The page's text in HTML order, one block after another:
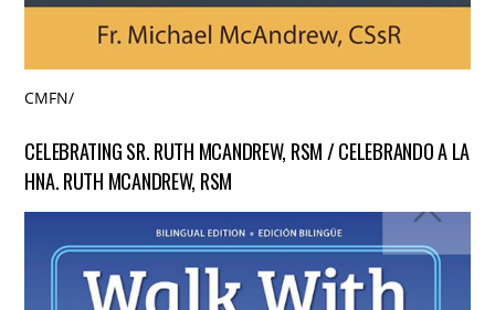
CMFN/
CELEBRATING SR. RUTH MCANDREW, RSM / CELEBRANDO A LA
HNA. RUTH MCANDREW, RSM